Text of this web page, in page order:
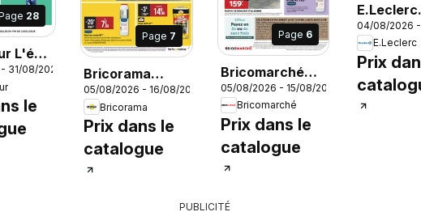
28
L'été
la
la
31/08/2026
le
Page 7
Bricorama
catalogue
05/08/2026 - 16/08/2026
Bricorama
Prix dans le
catalogue
Page 6
Bricomarché
catalogue
05/08/2026 - 15/08/2026
Bricomarché
Prix dans le
catalogue
E.Leclerc
catalogue
04/08/2026 -
E.Leclerc
Prix
PUBLICITÉ